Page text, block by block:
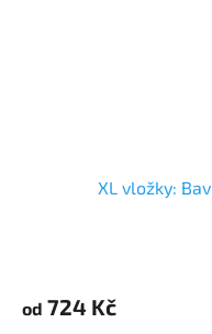
XL vložky:
od 724 Kč